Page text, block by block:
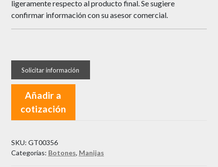
ligeramente respecto al producto final. Se sugiere
confirmar información con su asesor comercial.
Añadir a
cotización
SKU: GT00356
Categorías: Botones, Manijas